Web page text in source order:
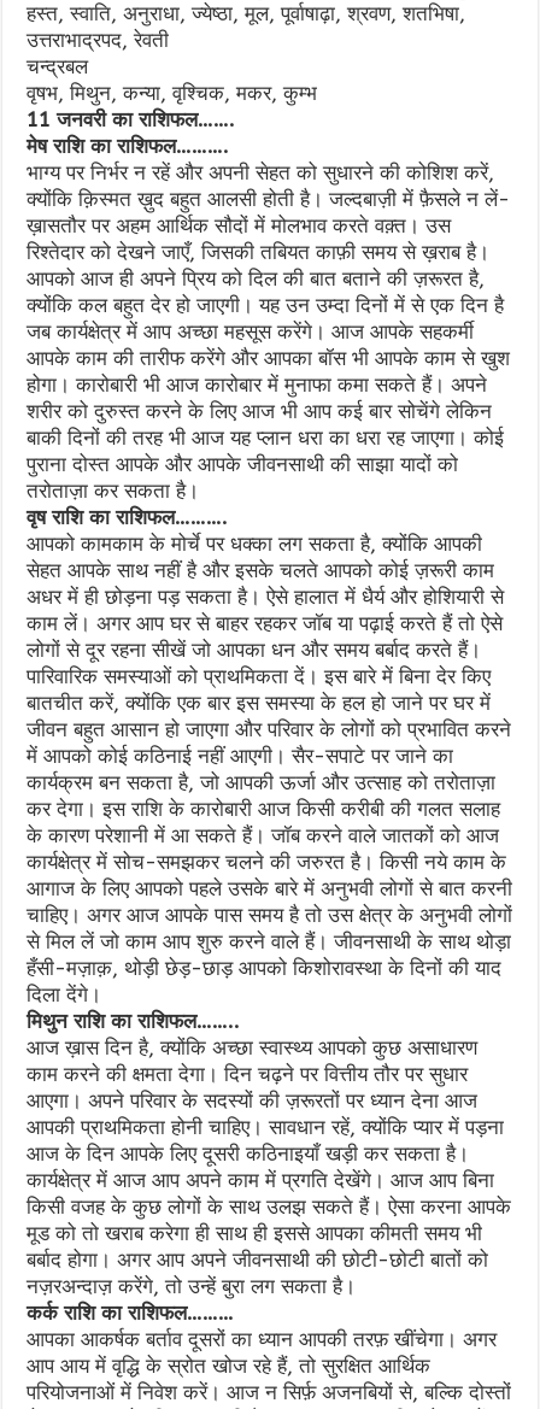
हस्त, स्वाति, अनुराधा, ज्येष्ठा, मूल, पूर्वाषाढ़ा, श्रवण, शतभिषा,
उत्तराभाद्रपद, रेवती
चन्द्रबल
वृषभ, मिथुन, कन्या, वृश्चिक, मकर, कुम्भ
11 जनवरी का राशिफल…….
मेष राशि का राशिफल……….
भाग्य पर निर्भर न रहें और अपनी सेहत को सुधारने की कोशिश करें,
क्योंकि क़िस्मत ख़ुद बहुत आलसी होती है। जल्दबाज़ी में फ़ैसले न लें-
ख़ासतौर पर अहम आर्थिक सौदों में मोलभाव करते वक़्त। उस
रिश्तेदार को देखने जाएँ, जिसकी तबियत काफ़ी समय से ख़राब है।
आपको आज ही अपने प्रिय को दिल की बात बताने की ज़रूरत है,
क्योंकि कल बहुत देर हो जाएगी। यह उन उम्दा दिनों में से एक दिन है
जब कार्यक्षेत्र में आप अच्छा महसूस करेंगे। आज आपके सहकर्मी
आपके काम की तारीफ करेंगे और आपका बॉस भी आपके काम से खुश
होगा। कारोबारी भी आज कारोबार में मुनाफा कमा सकते हैं। अपने
शरीर को दुरुस्त करने के लिए आज भी आप कई बार सोचेंगे लेकिन
बाकी दिनों की तरह भी आज यह प्लान धरा का धरा रह जाएगा। कोई
पुराना दोस्त आपके और आपके जीवनसाथी की साझा यादों को
तरोताज़ा कर सकता है।
वृष राशि का राशिफल……….
आपको कामकाम के मोर्चे पर धक्का लग सकता है, क्योंकि आपकी
सेहत आपके साथ नहीं है और इसके चलते आपको कोई ज़रूरी काम
अधर में ही छोड़ना पड़ सकता है। ऐसे हालात में धैर्य और होशियारी से
काम लें। अगर आप घर से बाहर रहकर जॉब या पढ़ाई करते हैं तो ऐसे
लोगों से दूर रहना सीखें जो आपका धन और समय बर्बाद करते हैं।
पारिवारिक समस्याओं को प्राथमिकता दें। इस बारे में बिना देर किए
बातचीत करें, क्योंकि एक बार इस समस्या के हल हो जाने पर घर में
जीवन बहुत आसान हो जाएगा और परिवार के लोगों को प्रभावित करने
में आपको कोई कठिनाई नहीं आएगी। सैर-सपाटे पर जाने का
कार्यक्रम बन सकता है, जो आपकी ऊर्जा और उत्साह को तरोताज़ा
कर देगा। इस राशि के कारोबारी आज किसी करीबी की गलत सलाह
के कारण परेशानी में आ सकते हैं। जॉब करने वाले जातकों को आज
कार्यक्षेत्र में सोच-समझकर चलने की जरुरत है। किसी नये काम के
आगाज के लिए आपको पहले उसके बारे में अनुभवी लोगों से बात करनी
चाहिए। अगर आज आपके पास समय है तो उस क्षेत्र के अनुभवी लोगों
से मिल लें जो काम आप शुरु करने वाले हैं। जीवनसाथी के साथ थोड़ा
हँसी-मज़ाक़, थोड़ी छेड़-छाड़ आपको किशोरावस्था के दिनों की याद
दिला देंगे।
मिथुन राशि का राशिफल……..
आज ख़ास दिन है, क्योंकि अच्छा स्वास्थ्य आपको कुछ असाधारण
काम करने की क्षमता देगा। दिन चढ़ने पर वित्तीय तौर पर सुधार
आएगा। अपने परिवार के सदस्यों की ज़रूरतों पर ध्यान देना आज
आपकी प्राथमिकता होनी चाहिए। सावधान रहें, क्योंकि प्यार में पड़ना
आज के दिन आपके लिए दूसरी कठिनाइयाँ खड़ी कर सकता है।
कार्यक्षेत्र में आज आप अपने काम में प्रगति देखेंगे। आज आप बिना
किसी वजह के कुछ लोगों के साथ उलझ सकते हैं। ऐसा करना आपके
मूड को तो खराब करेगा ही साथ ही इससे आपका कीमती समय भी
बर्बाद होगा। अगर आप अपने जीवनसाथी की छोटी-छोटी बातों को
नज़रअन्दाज़ करेंगे, तो उन्हें बुरा लग सकता है।
कर्क राशि का राशिफल………
आपका आकर्षक बर्ताव दूसरों का ध्यान आपकी तरफ़ खींचेगा। अगर
आप आय में वृद्धि के स्रोत खोज रहे हैं, तो सुरक्षित आर्थिक
परियोजनाओं में निवेश करें। आज न सिर्फ़ अजनबियों से, बल्कि दोस्तों